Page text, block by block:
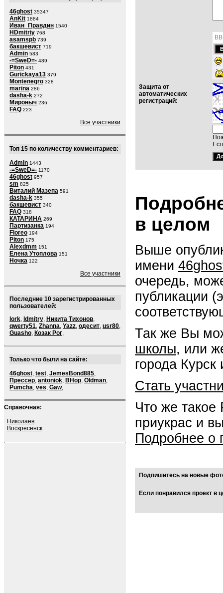
46ghost 35347
AnKit 1884
Иван_Правдин 1540
HDmitriy 768
asamspb 739
бакшевист 719
Admin 583
-=SweD=- 489
Piton 431
Gurickaya13 379
Montenegro 328
marina 286
dasha-k 272
Мироныч 236
FAQ 223
Все участники
Топ 15 по количеству комментариев:
Admin 1443
-=SweD=- 1170
46ghost 957
sm 825
Виталий Мазепа 591
dasha-k 355
бакшевист 340
FAQ 318
КАТАРИНА 269
Партизанка 194
Floreo 194
Piton 175
Alexdmm 151
Елена Утоплова 151
Ночка 122
Все участники
Последние 10 зарегистрированных
пользователей:
lork, ldmitry, Никита Тихонов,
qwerty51, Zhanna, Yazz, одесит, usr80,
Guasho, Козак Рог,
Только что были на сайте:
46ghost, test, JemesBond885,
Прессер, antoniok, BHop, Oldman,
Pumcha, ves, Gaw,
Справочная:
Николаев
Воскресенск
Защита от
автоматических
регистраций:
в целом
Выше
имени
очередь,
публикации
Так же Вы
школы, или
города
Стать
Что же такое
приукрас и
Подробнее о
Подпишитесь на новые
Если понравился проект в